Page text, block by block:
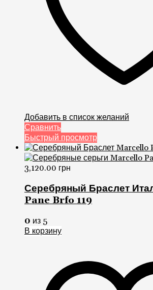
Добавить в список желаний
Сравнить
Быстрый просмотр
3,120.00 грн
Серебряный Браслет
Pane Brfo 119
0 из 5
В корзину